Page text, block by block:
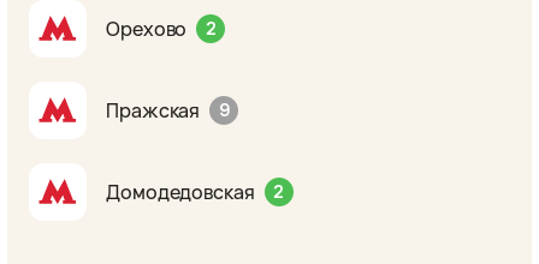
Орехово 2
Пражская 9
Домодедовская 2